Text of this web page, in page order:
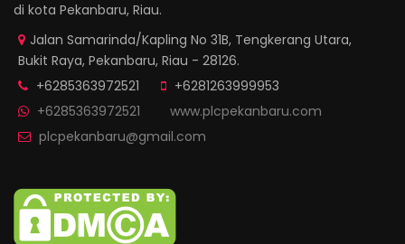
di kota Pekanbaru, Riau.
Jalan Samarinda/Kapling No 31B, Tengkerang Utara,
Bukit Raya, Pekanbaru, Riau - 28126.
+6285363972521
+6281263999953
+6285363972521
www.plcpekanbaru.com
plcpekanbaru@gmail.com